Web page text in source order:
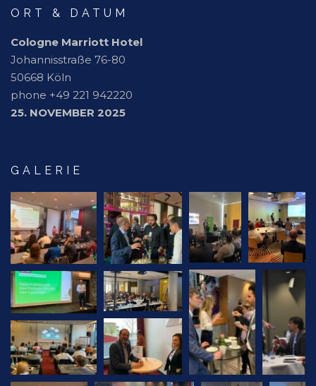
ORT & DATUM
Cologne Marriott Hotel
Johannisstraße 76-80
50668 Köln
phone +49 221 942220
25. NOVEMBER 2025
GALERIE